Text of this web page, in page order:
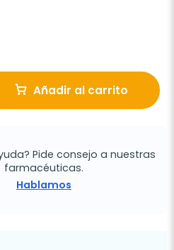
Añadir al carrito
Pide consejo a nuestras
farmacéuticas.
Hablamos